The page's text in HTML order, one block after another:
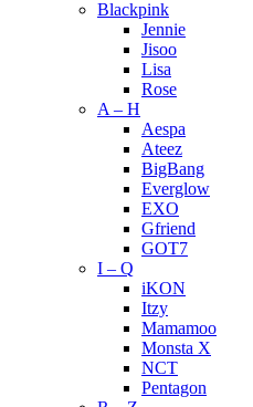
Blackpink
Jennie
Jisoo
Lisa
Rose
A – H
Aespa
Ateez
BigBang
Everglow
EXO
Gfriend
GOT7
I – Q
iKON
Itzy
Mamamoo
Monsta X
NCT
Pentagon